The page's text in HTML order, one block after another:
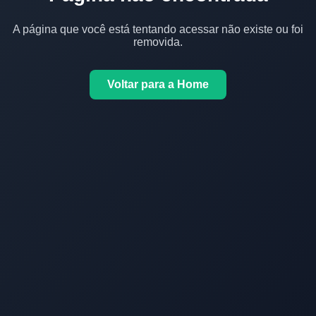
A página que você está tentando acessar não existe ou foi
removida.
Voltar para a Home